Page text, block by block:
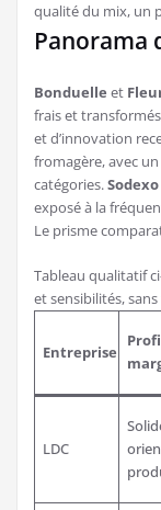
qualité du mix, un
Panorama
Bonduelle et
frais et
et d’innovation
fromagère, avec
catégories.Sodexo
exposé à la
Le prisme
Tableau qualitatif
et sensibilités,
Entreprise
LDC